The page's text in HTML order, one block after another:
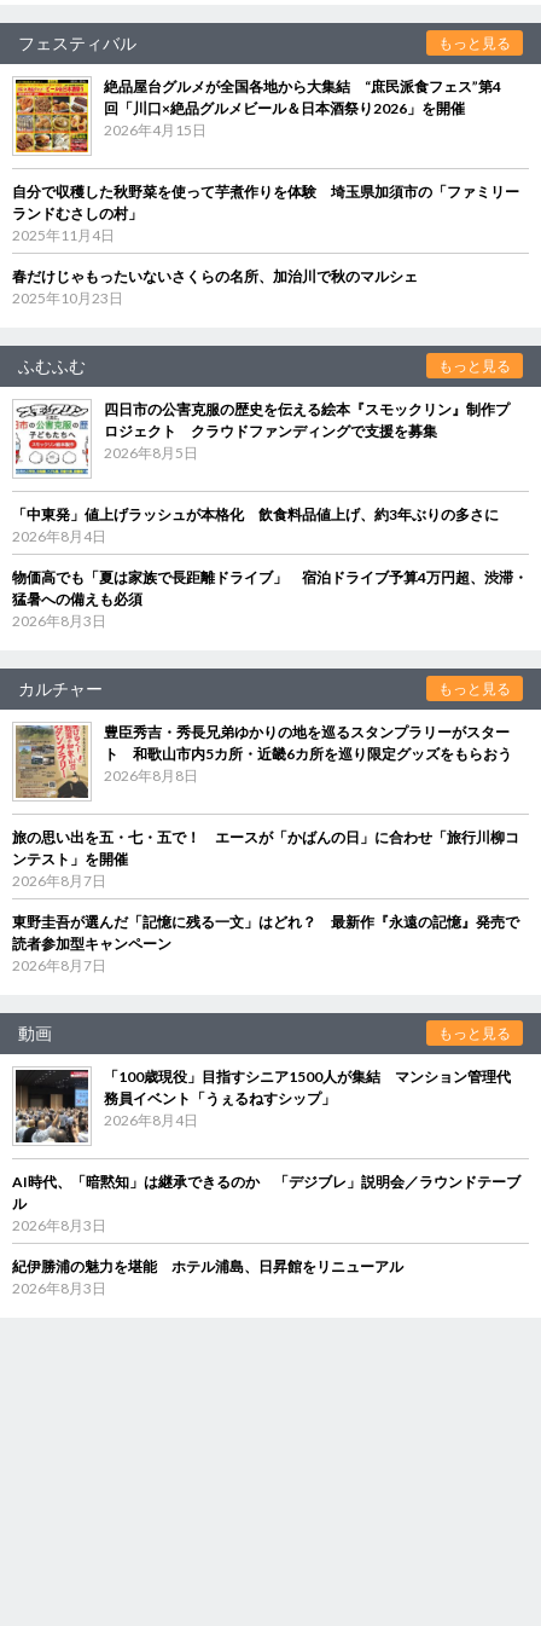
フェスティバル もっと見る
絶品屋台グルメが全国各地から大集結 “庶民派食フェス”第4
回「川口×絶品グルメビール＆日本酒祭り2026」を開催
2026年4月15日
自分で収穫した秋野菜を使って芋煮作りを体験 埼玉県加須市の「ファミリー
ランドむさしの村」
2025年11月4日
春だけじゃもったいないさくらの名所、加治川で秋のマルシェ
2025年10月23日
ふむふむ もっと見る
四日市の公害克服の歴史を伝える絵本『スモックリン』制作プ
ロジェクト クラウドファンディングで支援を募集
2026年8月5日
「中東発」値上げラッシュが本格化 飲食料品値上げ、約3年ぶりの多さに
2026年8月4日
物価高でも「夏は家族で長距離ドライブ」 宿泊ドライブ予算4万円超、渋滞・
猛暑への備えも必須
2026年8月3日
カルチャー もっと見る
豊臣秀吉・秀長兄弟ゆかりの地を巡るスタンプラリーがスター
ト 和歌山市内5カ所・近畿6カ所を巡り限定グッズをもらおう
2026年8月8日
旅の思い出を五・七・五で！ エースが「かばんの日」に合わせ「旅行川柳コ
ンテスト」を開催
2026年8月7日
東野圭吾が選んだ「記憶に残る一文」はどれ？ 最新作『永遠の記憶』発売で
読者参加型キャンペーン
2026年8月7日
動画 もっと見る
「100歳現役」目指すシニア1500人が集結 マンション管理代
務員イベント「うぇるねすシップ」
2026年8月4日
AI時代、「暗黙知」は継承できるのか 「デジブレ」説明会／ラウンドテーブ
ル
2026年8月3日
紀伊勝浦の魅力を堪能 ホテル浦島、日昇館をリニューアル
2026年8月3日